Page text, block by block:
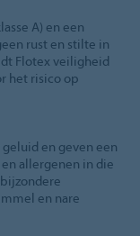
A) en een
rust en stilte in
Flotex veiligheid
het risico op
en geven een
allergenen in die
en nare